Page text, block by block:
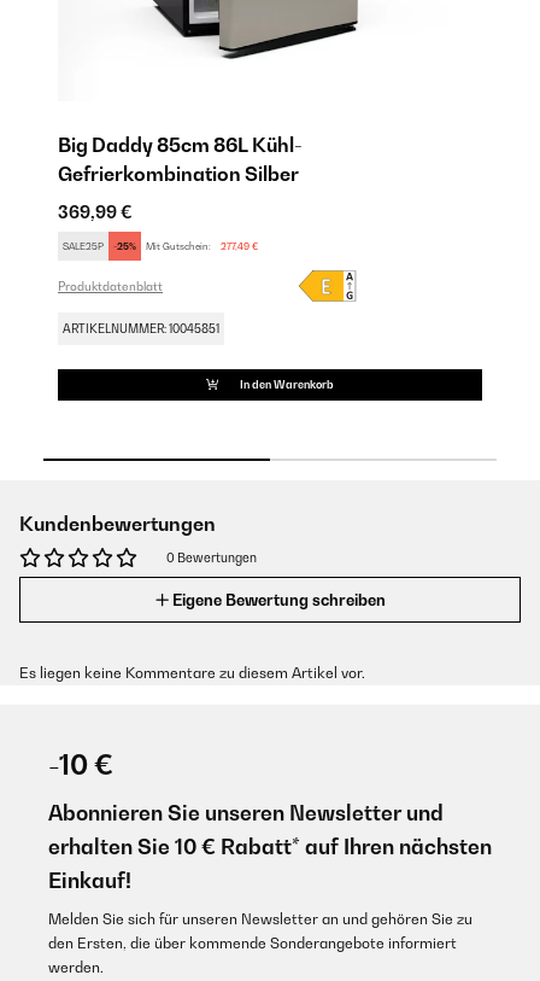
Big Daddy 85cm 86L Kühl-
Gefrierkombination​ Silber
369,99 €
SALE25P -25% Mit Gutschein: 277,49 €
Produktdatenblatt
ARTIKELNUMMER: 10045851
In den Warenkorb
Kundenbewertungen
0 Bewertungen
Eigene Bewertung schreiben
Es liegen keine Kommentare zu diesem Artikel vor.
-10 €
Abonnieren Sie unseren Newsletter und
erhalten Sie 10 € Rabatt* auf Ihren nächsten
Einkauf!
Melden Sie sich für unseren Newsletter an und gehören Sie zu
den Ersten, die über kommende Sonderangebote informiert
werden.